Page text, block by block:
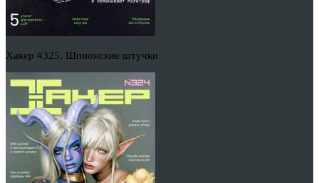
Хакер #325. Шпионские штучки